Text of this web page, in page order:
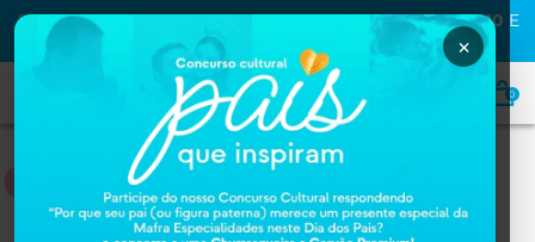
PRIMEIRA COMPRA NA MAFRA? USE O CUPOMMAFRA10 E
GANHE
0
MATERIAL DE CONSUMO
Home MATERIAL DE CONSUMO
×